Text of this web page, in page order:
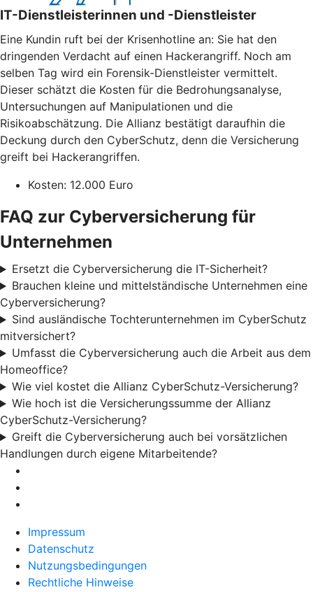
IT-Dienstleisterinnen und -Dienstleister
Eine Kundin ruft bei der Krisenhotline an: Sie hat den
dringenden Verdacht auf einen Hackerangriff. Noch am
selben Tag wird ein Forensik-Dienstleister vermittelt.
Dieser schätzt die Kosten für die Bedrohungsanalyse,
Untersuchungen auf Manipulationen und die
Risikoabschätzung. Die Allianz bestätigt daraufhin die
Deckung durch den CyberSchutz, denn die Versicherung
greift bei Hackerangriffen.
Kosten: 12.000 Euro
FAQ zur Cyberversicherung für
Unternehmen
Ersetzt die Cyberversicherung die IT-Sicherheit?
Brauchen kleine und mittelständische Unternehmen eine
Cyberversicherung?
Sind ausländische Tochterunternehmen im CyberSchutz
mitversichert?
Umfasst die Cyberversicherung auch die Arbeit aus dem
Homeoffice?
Wie viel kostet die Allianz CyberSchutz-Versicherung?
Wie hoch ist die Versicherungssumme der Allianz
CyberSchutz-Versicherung?
Greift die Cyberversicherung auch bei vorsätzlichen
Handlungen durch eigene Mitarbeitende?
Impressum
Datenschutz
Nutzungsbedingungen
Rechtliche Hinweise